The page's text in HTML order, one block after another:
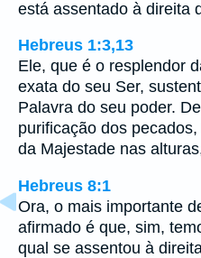
está assentado à direita
Hebreus 1:3,13
Ele, que é o resplendor
exata do seu Ser,
Palavra do seu poder.
purificação dos
da Majestade nas
Hebreus 8:1
Ora, o mais importante
afirmado é que, sim,
qual se assentou à